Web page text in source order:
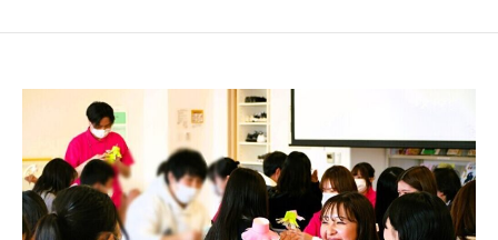
卒業生の方へ
高校の先生方へ
地域・一般の方へ